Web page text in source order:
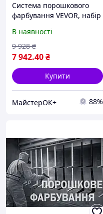
Система порошкового
фарбування VEVOR, набір
електростатичного
покриття на 50 кВ,
пістолет-розпилювач,
ножний
В наявності
7 942.40₴
9 928 ₴
Купити
МайстерОК+ 88%